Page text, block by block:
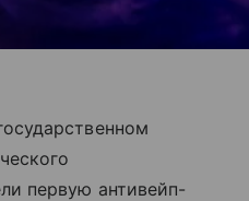
первую антивейп-